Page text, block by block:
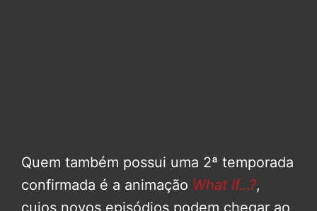
Quem também possui uma 2ª temporada
confirmada é a animação What If…?,
cujos novos episódios podem chegar ao